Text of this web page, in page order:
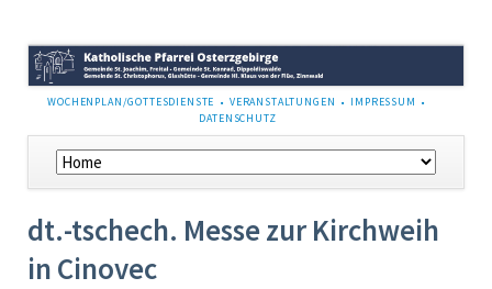
NAVIGATION
WOCHENPLAN/GOTTESDIENSTE VERANSTALTUNGEN
IMPRESSUM
DATENSCHUTZ
Navigation
überspringen
dt.-tschech. Messe zur Kirchweih
in Cinovec